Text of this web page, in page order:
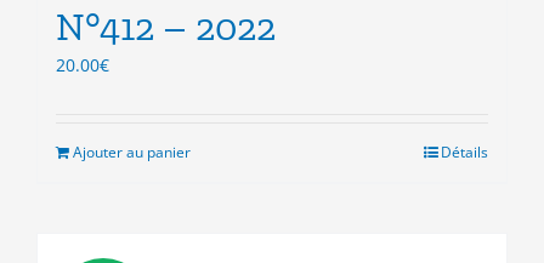
N°412 – 2022
20.00€
Ajouter au panier Détails